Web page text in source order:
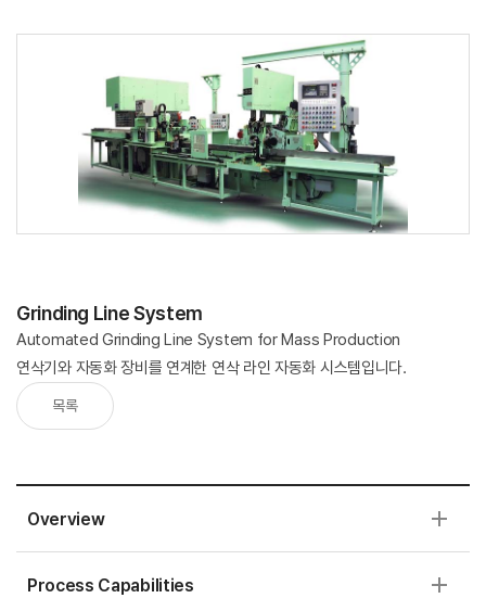
Grinding Line System
Automated Grinding Line System for Mass Production
연삭기와 자동화 장비를 연계한 연삭 라인 자동화 시스템입니다.
목록
Overview
Process Capabilities